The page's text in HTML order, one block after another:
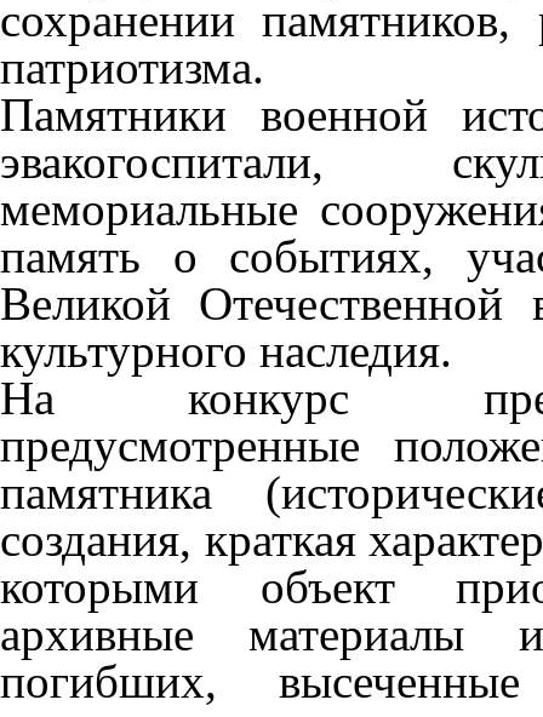
сохранении памятников,
патриотизма.
Памятники военной
эвакогоспитали,
мемориальные
память о событиях,
Великой
культурного наследия.
На конкурс
предусмотренные
памятника
создания, краткая
которыми объект
архивные материалы
погибших,